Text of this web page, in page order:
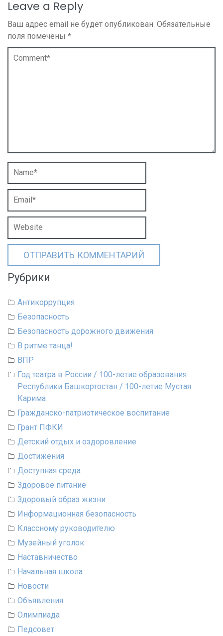
Leave a Reply
Ваш адрес email не будет опубликован. Обязательные
поля помечены *
Рубрики
Антикоррупция
Безопасность
Безопасность дорожного движения
В ритме танца!
ВПР
Год театра в России / 100-летие образования
Республики Башкортостан / 100-летие Мустая
Карима
Гражданско-патриотическое воспитание
Грант ПФКИ
Детский отдых и оздоровление
Достижения
Доступная среда
Здоровое питание
Здоровый образ жизни
Информационная безопасность
Классному руководителю
Музейный уголок
Наставничество
Начальная школа
Новости
Объявления
Олимпиада
Педсовет